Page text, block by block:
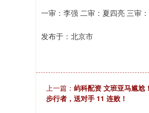
一审：李强 二审：夏四亮 三审
发布于：北京市
上一篇： 屿科配资 文班亚马尴尬
步行者，送对手 11 连败！